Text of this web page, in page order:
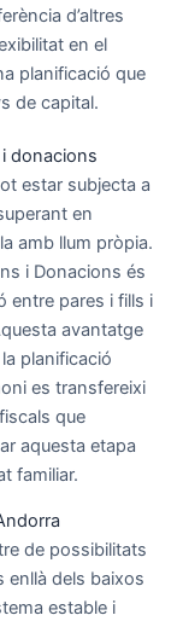
d’altres
en el
planificació que
de capital.
donacions
estar subjecta a
en
amb llum pròpia.
i Donacions és
entre pares i fills i
avantatge
planificació
es transfereixi
que
aquesta etapa
familiar.
de possibilitats
enllà dels baixos
estable i